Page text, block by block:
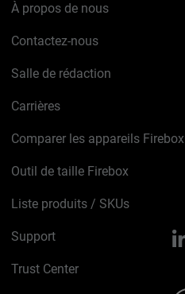
À propos de nous
Contactez-nous
Salle de rédaction
Carrières
Comparer les appareils Firebox
Outil de taille Firebox
Liste produits / SKUs
Support
Trust Center